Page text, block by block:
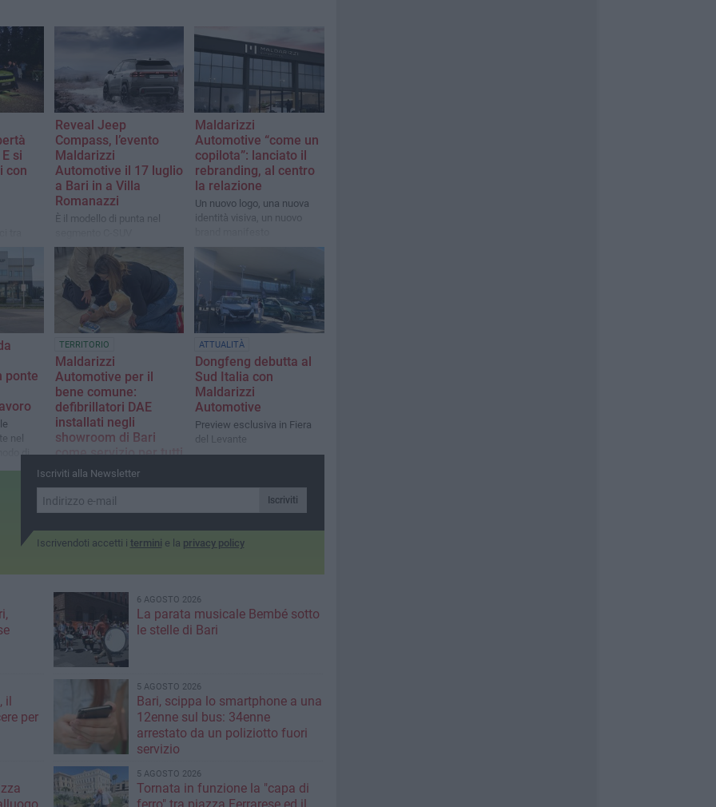
si
con
Reveal Jeep
Compass, l’evento
Maldarizzi
Automotive il 17 luglio
a Bari in a Villa
Romanazzi
È il modello di punta nel
Maldarizzi
Automotive “come un
copilota”: lanciato il
rebranding, al centro
la relazione
Un nuovo logo, una nuova
identità visiva, un nuovo
ponte
nel
di
TERRITORIO
Maldarizzi
Automotive per il
bene comune:
defibrillatori DAE
installati negli
showroom di Bari
come servizio per tutti
i cittadini
Il personale del dealer in
formazione con
Misericordie di Puglia
ATTUALITÀ
Dongfeng debutta al
Sud Italia con
Maldarizzi
Automotive ​
Preview esclusiva in Fiera
del Levante
Iscriviti alla Newsletter
Iscriviti
Iscrivendoti accetti i termini e la privacy policy
6 AGOSTO 2026
La parata musicale Bembé sotto
le stelle di Bari
il
per
5 AGOSTO 2026
Bari, scippa lo smartphone a una
12enne sul bus: 34enne
arrestato da un poliziotto fuori
servizio
5 AGOSTO 2026
Tornata in funzione la "capa di